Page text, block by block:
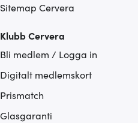
Sitemap Cervera
Klubb Cervera
Bli medlem / Logga in
Digitalt medlemskort
Prismatch
Glasgaranti